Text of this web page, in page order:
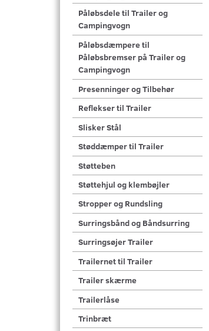
Påløbsdele til Trailer og
Campingvogn
Påløbsdæmpere til
Påløbsbremser på Trailer og
Campingvogn
Presenninger og Tilbehør
Reflekser til Trailer
Slisker Stål
Støddæmper til Trailer
Støtteben
Støttehjul og klembøjler
Stropper og Rundsling
Surringsbånd og Båndsurring
Surringsøjer Trailer
Trailernet til Trailer
Trailer skærme
Trailerlåse
Trinbræt